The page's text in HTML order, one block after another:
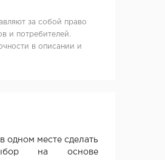
за собой право
и потребителей.
в описании и
одном месте сделать
на основе